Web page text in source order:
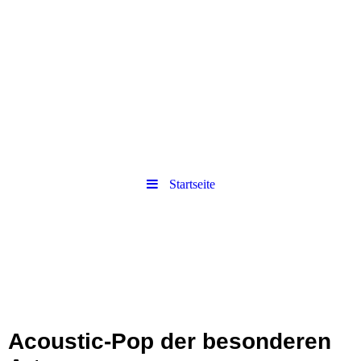
Startseite
Acoustic-Pop der besonderen